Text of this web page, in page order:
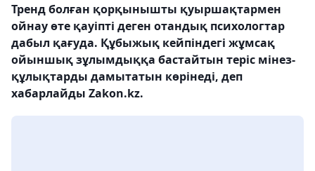
Тренд болған қорқынышты қуыршақтармен
ойнау өте қауіпті деген отандық психологтар
дабыл қағуда. Құбыжық кейпіндегі жұмсақ
ойыншық зұлымдыққа бастайтын теріс мінез-
құлықтарды дамытатын көрінеді, деп
хабарлайды Zakon.kz.